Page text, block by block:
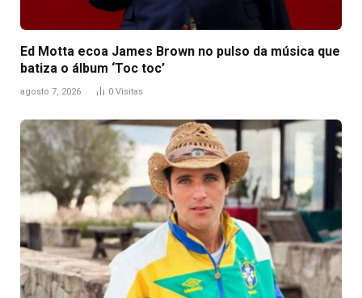
Ed Motta ecoa James Brown no pulso da música que
batiza o álbum ‘Toc toc’
agosto 7, 2026 0 Visitas